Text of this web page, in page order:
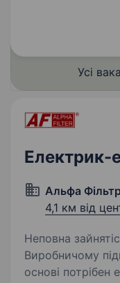
та з початку
У грудні…
Усі
Електрик-
Альфа
4,1 км від
Неповна
Виробничому
основі потрібен